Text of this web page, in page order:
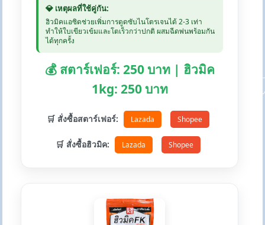
💎 เหตุผลที่ใช้คู่กัน:
ฮิวมิคแอซิดช่วยเพิ่มการดูดซับไนโตรเจนได้ 2-3 เท่า
ทำให้ใบเขียวเข้มและโตเร็วกว่าปกติ ผสมฉีดพ่นพร้อมกัน
ได้ทุกครั้ง
💰 สตาร์เฟอร์: 250 บาท | ฮิวมิค
1kg: 250 บาท
🛒 สั่งซื้อสตาร์เฟอร์: Lazada Shopee
🛒 สั่งซื้อฮิวมิค: Lazada Shopee